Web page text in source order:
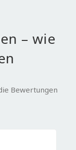
– wie
Bewertungen